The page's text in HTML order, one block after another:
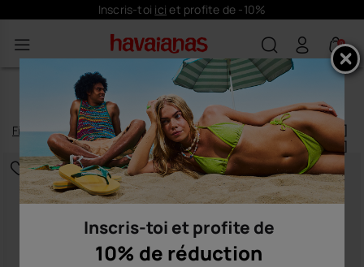
Inscris-toiici et profite de -10%
0
SHORTS DE BAIN HOMME
produits|
Filtrerettrier
Inscris-toi et profite de
10% de réduction